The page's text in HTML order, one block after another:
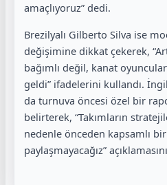
amaçlıyoruz” dedi.
Brezilyalı Gilberto Silva ise
değişimine dikkat çekerek,
bağımlı değil, kanat
geldi” ifadelerini kullandı.
da turnuva öncesi özel bir
belirterek, “Takımların
nedenle önceden kapsamlı
paylaşmayacağız”